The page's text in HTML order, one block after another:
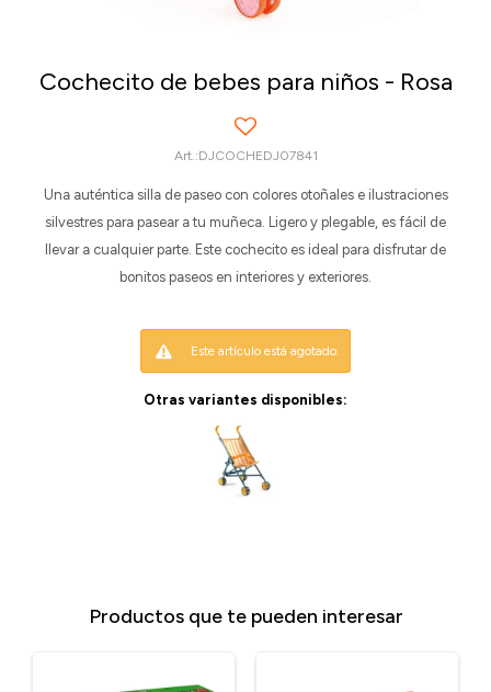
Cochecito de bebes para niños - Rosa
DJCOCHEDJ07841
Una auténtica silla de paseo con colores otoñales e ilustraciones
silvestres para pasear a tu muñeca. Ligero y plegable, es fácil de
llevar a cualquier parte. Este cochecito es ideal para disfrutar de
bonitos paseos en interiores y exteriores.
Este artículo está agotado.
Otras variantes disponibles:
Productos que te pueden interesar